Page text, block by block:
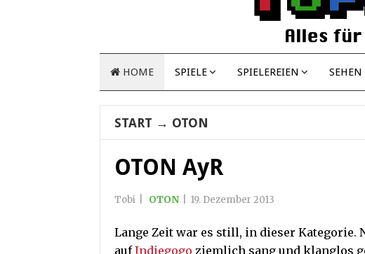
HOME SPIELE SPIELEREIEN SEHEN
START → OTON
OTON AyR
Tobi OTON 19. Dezember 2013
Lange Zeit war es still, in dieser Kategorie.
aufIndiegogo ziemlich sang und klanglos